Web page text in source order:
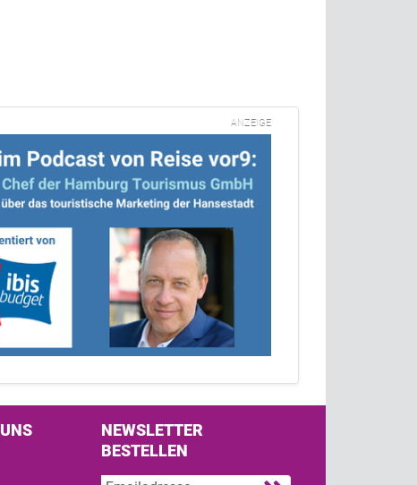
ANZEIGE
on Facebook
us on Twitter
NEWSLETTER
BESTELLEN